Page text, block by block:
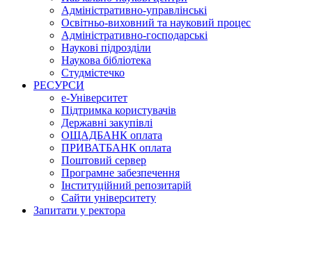
Адміністративно-управлінські
Освітньо-виховний та науковий процес
Адміністративно-господарські
Наукові підрозділи
Наукова бібліотека
Студмістечко
РЕСУРСИ
е-Університет
Підтримка користувачів
Державні закупівлі
ОЩАДБАНК оплата
ПРИВАТБАНК оплата
Поштовий сервер
Програмне забезпечення
Інституційний репозитарій
Сайти університету
Запитати у ректора